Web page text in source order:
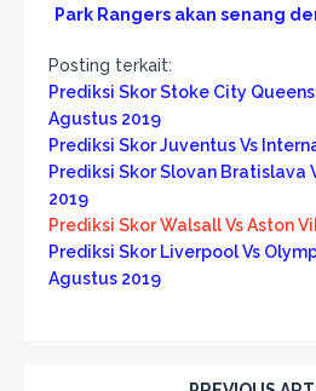
Park Rangers akan senang
Posting terkait:
Prediksi Skor Stoke City
Agustus 2019
Prediksi Skor Juventus Vs
Prediksi Skor Slovan Bratislava
2019
Prediksi Skor Walsall Vs Aston
Prediksi Skor Liverpool Vs
Agustus 2019